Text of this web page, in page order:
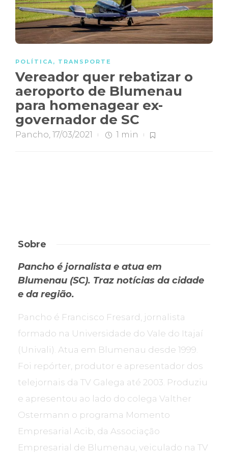
POLÍTICA, TRANSPORTE
Vereador quer rebatizar o
aeroporto de Blumenau
para homenagear ex-
governador de SC
Pancho, 17/03/2021 1 min
Sobre
Pancho é jornalista e atua em
Blumenau (SC). Traz notícias da cidade
e da região.
Pancho é Francisco Fresard, jornalista
formado na Universidade do Vale do Itajaí
(Univali). Atua em Blumenau desde 1999.
Foi repórter, produtor e apresentador dos
telejornais da TV Galega até 2003. Produziu
e apresentou ao lado do colega Valther
Ostermann o programa Momento
Empresarial Acib, da Associação
Empresarial de Blumenau, veiculado na TV